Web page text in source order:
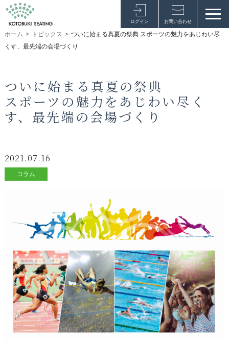
ログイン お問い合わせ
ホーム > トピックス > ついに始まる真夏の祭典 スポーツの魅力をあじわい尽
くす、最先端の会場づくり
ついに始まる真夏の祭典
スポーツの魅力をあじわい尽く
す、最先端の会場づくり
2021.07.16
コラム